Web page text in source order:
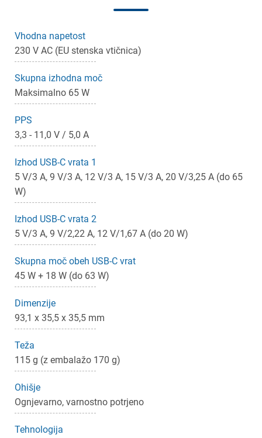
Vhodna napetost
230 V AC (EU stenska vtičnica)
Skupna izhodna moč
Maksimalno 65 W
PPS
3,3 - 11,0 V / 5,0 A
Izhod USB-C vrata 1
5 V/3 A, 9 V/3 A, 12 V/3 A, 15 V/3 A, 20 V/3,25 A (do 65
W)
Izhod USB-C vrata 2
5 V/3 A, 9 V/2,22 A, 12 V/1,67 A (do 20 W)
Skupna moč obeh USB-C vrat
45 W + 18 W (do 63 W)
Dimenzije
93,1 x 35,5 x 35,5 mm
Teža
115 g (z embalažo 170 g)
Ohišje
Ognjevarno, varnostno potrjeno
Tehnologija
Prijava
Za dodajanje na seznam želja morate biti prijavljeni.
Prekliči